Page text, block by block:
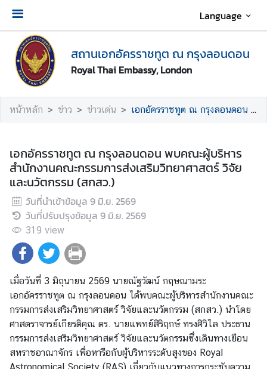
Language
สถานเอกอัครราชทูต ณ กรุงลอนดอน
Royal Thai Embassy, London
เ
กี่
ย
ว
บ
า
น
เ
อ
ก
อั
ค
ร
า
ช
ทู
ต
ข่
า
หน้าหลัก ข่าว ข่าวเด่น เอกอัครราชทูต ณ กรุงลอนดอน พบคณะผู้บริหารสำนักงานคณะกรรมการส่งเสริมวิทยาศาสตร์ วิจัยและนวัตกรรม (สกสว.)
เอกอัครราชทูต ณ กรุงลอนดอน พบคณะผู้บริหาร
สำนักงานคณะกรรมการส่งเสริมวิทยาศาสตร์ วิจัย
และนวัตกรรม (สกสว.)
วันที่นำเข้าข้อมูล 9 มิ.ย. 2569
วันที่ปรับปรุงข้อมูล 9 มิ.ย. 2569
319 view
เมื่อวันที่ 3 มิถุนายน 2569 นายณัฐวัฒน์ กฤษณามระ
เอกอัครราชทูต ณ กรุงลอนดอน ได้พบคณะผู้บริหารสำนักงานคณะ
กรรมการส่งเสริมวิทยาศาสตร์ วิจัยและนวัตกรรม (สกสว.) นำโดย
ศาสตราจารย์เกียรติคุณ ดร. นายแพทย์สิริฤกษ์ ทรงศิวิไล ประธาน
กรรมการส่งเสริมวิทยาศาสตร์ วิจัยและนวัตกรรมซึ่งเดินทางเยือน
สหราชอาณาจักร เพื่อหารือกับผู้บริหารระดับสูงของ Royal